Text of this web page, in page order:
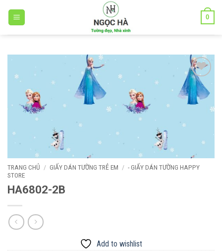
0
Add to
wishlist
TRANG CHỦ / GIẤY DÁN TƯỜNG TRẺ EM / - GIẤY DÁN TƯỜNG HAPPY
STORE
HA6802-2B
Add to wishlist